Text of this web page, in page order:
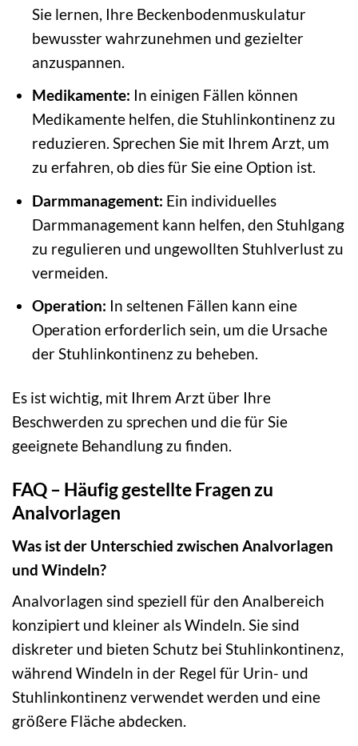
Sie lernen, Ihre Beckenbodenmuskulatur
bewusster wahrzunehmen und gezielter
anzuspannen.
Medikamente: In einigen Fällen können
Medikamente helfen, die Stuhlinkontinenz zu
reduzieren. Sprechen Sie mit Ihrem Arzt, um
zu erfahren, ob dies für Sie eine Option ist.
Darmmanagement: Ein individuelles
Darmmanagement kann helfen, den Stuhlgang
zu regulieren und ungewollten Stuhlverlust zu
vermeiden.
Operation: In seltenen Fällen kann eine
Operation erforderlich sein, um die Ursache
der Stuhlinkontinenz zu beheben.
Es ist wichtig, mit Ihrem Arzt über Ihre
Beschwerden zu sprechen und die für Sie
geeignete Behandlung zu finden.
FAQ – Häufig gestellte Fragen zu
Analvorlagen
Was ist der Unterschied zwischen Analvorlagen
und Windeln?
Analvorlagen sind speziell für den Analbereich
konzipiert und kleiner als Windeln. Sie sind
diskreter und bieten Schutz bei Stuhlinkontinenz,
während Windeln in der Regel für Urin- und
Stuhlinkontinenz verwendet werden und eine
größere Fläche abdecken.